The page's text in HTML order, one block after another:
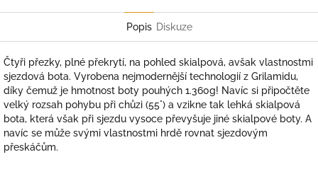
Popis Diskuze
Čtyři přezky, plné překrytí, na pohled skialpová, avšak vlastnostmi
sjezdová bota. Vyrobena nejmodernější technologií z Grilamidu,
díky čemuž je hmotnost boty pouhých 1.360g! Navíc si připočtěte
velký rozsah pohybu při chůzi (55°) a vzikne tak lehká skialpová
bota, která však při sjezdu vysoce převyšuje jiné skialpové boty. A
navíc se může svými vlastnostmi hrdě rovnat sjezdovým
přeskáčům.